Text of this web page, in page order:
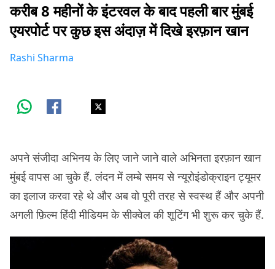
करीब 8 महीनों के इंटरवल के बाद पहली बार मुंबई
एयरपोर्ट पर कुछ इस अंदाज़ में दिखे इरफ़ान खान
Rashi Sharma
अपने संजीदा अभिनय के लिए जाने जाने वाले अभिनता इरफ़ान खान
मुंबई वापस आ चुके हैं. लंदन में लम्बे समय से न्यूरोइंडोक्राइन ट्यूमर
का इलाज करवा रहे थे और अब वो पूरी तरह से स्वस्थ हैं और अपनी
अगली फ़िल्म हिंदी मीडियम के सीक्वेल की शूटिंग भी शुरू कर चुके हैं.